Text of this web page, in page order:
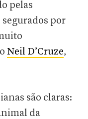
pelas
segurados por
Neil D’Cruze,
são claras:
da